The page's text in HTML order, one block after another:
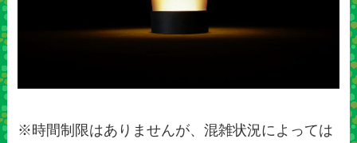
※時間制限はありませんが、混雑状況によっては